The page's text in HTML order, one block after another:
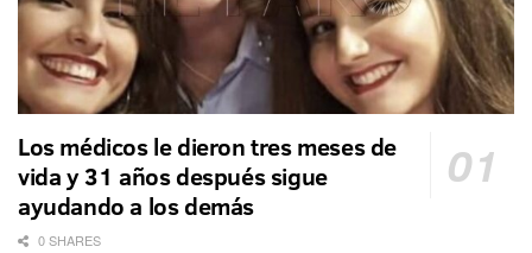
Los médicos le dieron tres meses de
vida y 31 años después sigue
ayudando a los demás
0 SHARES